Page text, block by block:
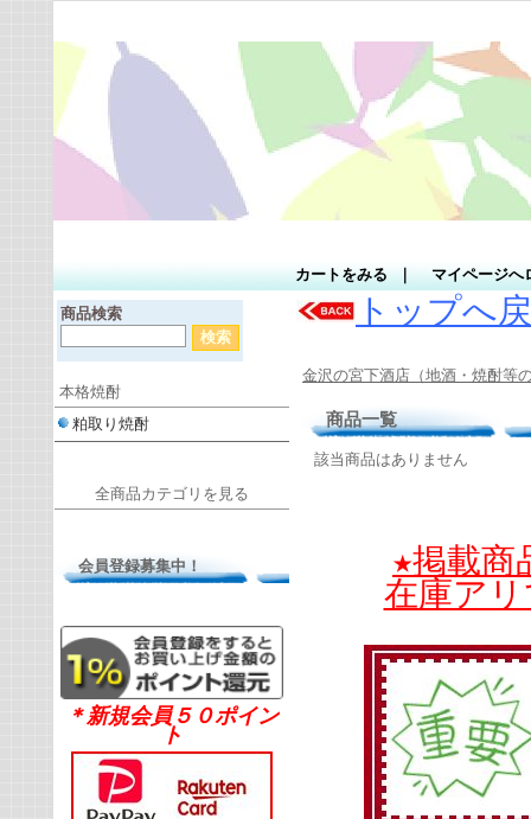
カートをみる マイページへ
商品検索
本格焼酎
粕取り焼酎
全商品カテゴリを見る
会員登録募集中！
＊新規会員５０ポイン
ト
トップへ
金沢の宮下酒店（地酒・焼酎等
商品一覧
該当商品はありません
★掲載商
在庫ア